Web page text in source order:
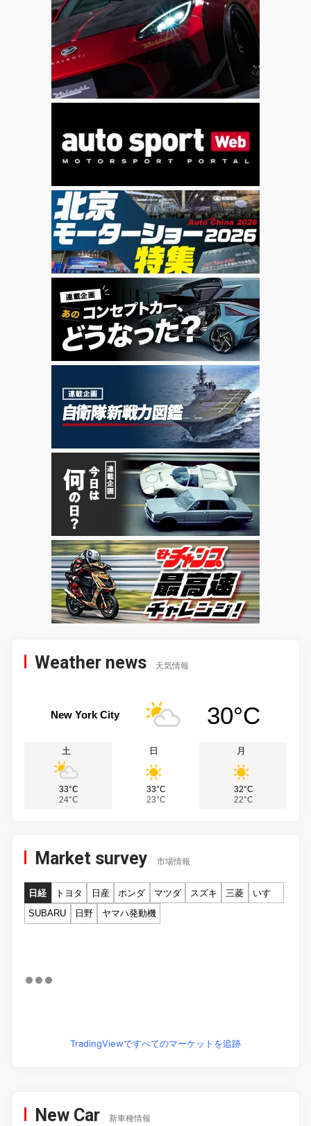
Weather news 天気情報
New York City 30°C
土
33°C
24°C
日
33°C
23°C
月
32°C
22°C
Market survey 市場情報
日経 トヨタ 日産 ホンダ マツダ スズキ 三菱
いすゞ
SUBARU
日野 ヤマハ発動機
TradingViewですべてのマーケットを追跡
New Car 新車種情報